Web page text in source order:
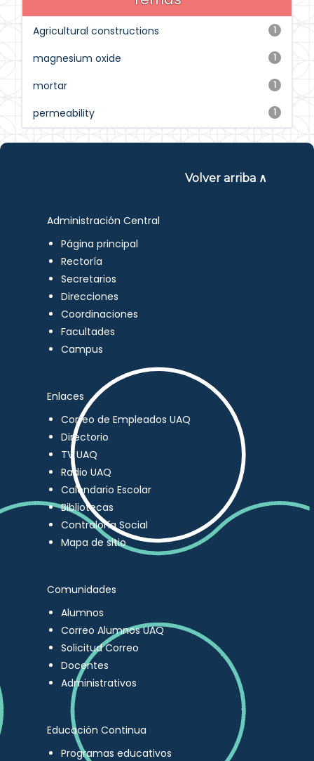
1
Agricultural constructions
1
magnesium oxide
1
mortar
1
permeability
Volver arriba ∧
Administración Central
Página principal
Rectoría
Secretarios
Direcciones
Coordinaciones
Facultades
Campus
Enlaces
Correo de Empleados UAQ
Directorio
TV UAQ
Radio UAQ
Calendario Escolar
Bibliotecas
Contraloría Social
Mapa de sitio
Comunidades
Alumnos
Correo Alumnos UAQ
Solicitud Correo
Docentes
Administrativos
Educación Continua
Programas educativos